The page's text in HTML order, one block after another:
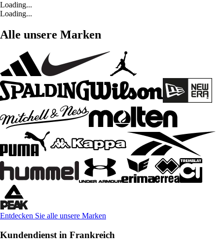
Loading...
Loading...
Alle unsere Marken
Entdecken Sie alle unsere Marken
Kundendienst in Frankreich